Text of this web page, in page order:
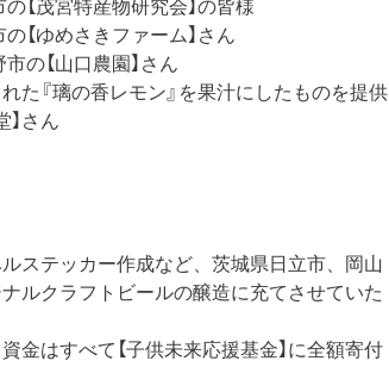
【ゆめさきファーム】さん
の【山口農園】さん
た『璃の香レモン』を果汁にしたものを提供
さん
ステッカー作成など、茨城県日立市、岡山
ルクラフトビールの醸造に充てさせていた
金はすべて【子供未来応援基金】に全額寄付